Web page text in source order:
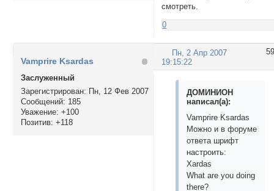
смотреть.
0
59
Пн, 2 Апр 2007
19:15:22
Vamprire Ksardas
Заслуженный
Зарегистрирован: Пн, 12 Фев 2007
Сообщений: 185
Уважение: +100
Позитив: +118
ДОМИНИОН
написал(а):
Vamprire Ksardas
Можно и в форуме
ответа шрифт
настроить:
Xardas
What are you doing
there?